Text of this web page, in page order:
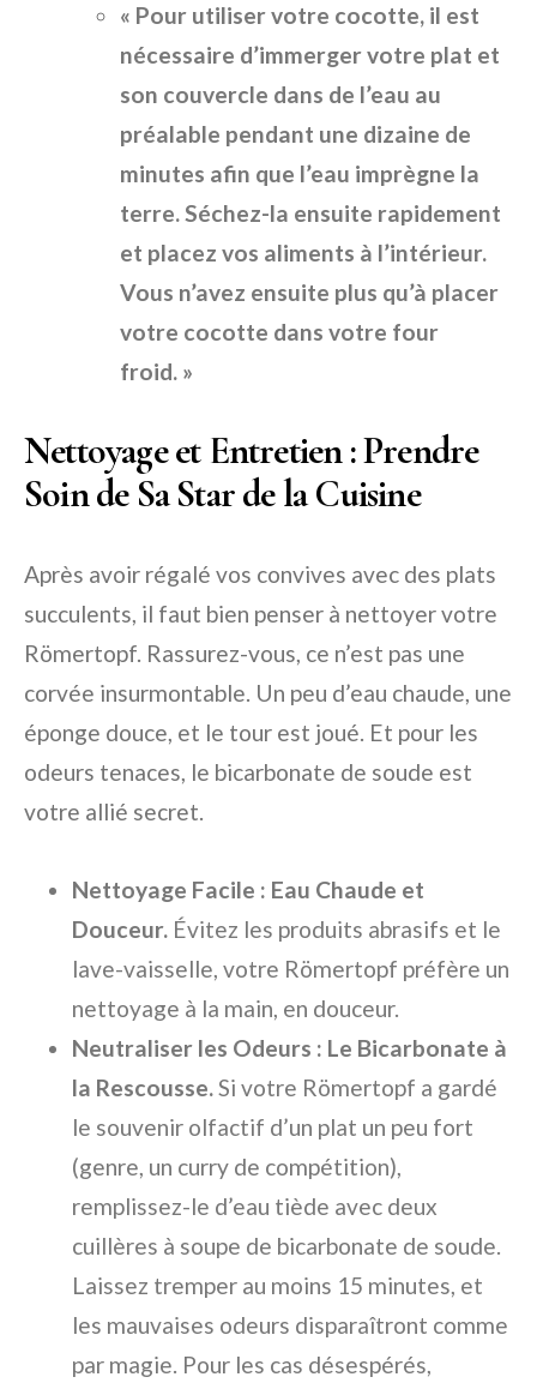
« Pour utiliser votre cocotte, il est
nécessaire d’immerger votre plat et
son couvercle dans de l’eau au
préalable pendant une dizaine de
minutes afin que l’eau imprègne la
terre. Séchez-la ensuite rapidement
et placez vos aliments à l’intérieur.
Vous n’avez ensuite plus qu’à placer
votre cocotte dans votre four
froid. »
Nettoyage et Entretien : Prendre
Soin de Sa Star de la Cuisine
Après avoir régalé vos convives avec des plats
succulents, il faut bien penser à nettoyer votre
Römertopf. Rassurez-vous, ce n’est pas une
corvée insurmontable. Un peu d’eau chaude, une
éponge douce, et le tour est joué. Et pour les
odeurs tenaces, le bicarbonate de soude est
votre allié secret.
Nettoyage Facile : Eau Chaude et
Douceur. Évitez les produits abrasifs et le
lave-vaisselle, votre Römertopf préfère un
nettoyage à la main, en douceur.
Neutraliser les Odeurs : Le Bicarbonate à
la Rescousse.Si votre Römertopf a gardé
le souvenir olfactif d’un plat un peu fort
(genre, un curry de compétition),
remplissez-le d’eau tiède avec deux
cuillères à soupe de bicarbonate de soude.
Laissez tremper au moins 15 minutes, et
les mauvaises odeurs disparaîtront comme
par magie. Pour les cas désespérés,